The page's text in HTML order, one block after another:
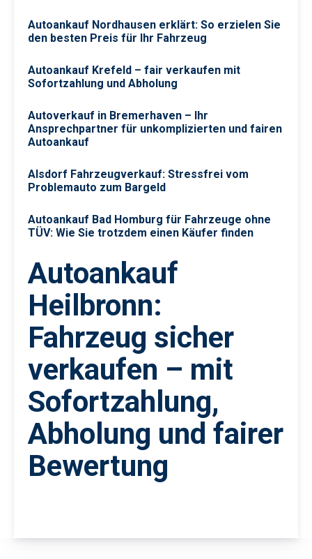
Autoankauf Nordhausen erklärt: So erzielen Sie
den besten Preis für Ihr Fahrzeug
Autoankauf Krefeld – fair verkaufen mit
Sofortzahlung und Abholung
Autoverkauf in Bremerhaven – Ihr
Ansprechpartner für unkomplizierten und fairen
Autoankauf
Alsdorf Fahrzeugverkauf: Stressfrei vom
Problemauto zum Bargeld
Autoankauf Bad Homburg für Fahrzeuge ohne
TÜV: Wie Sie trotzdem einen Käufer finden
Autoankauf
Heilbronn:
Fahrzeug sicher
verkaufen – mit
Sofortzahlung,
Abholung und fairer
Bewertung